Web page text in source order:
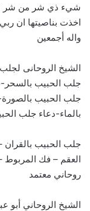
شيء ذي شر من شر
اخذت بناصيتها ان
واله أجمعين
الشيخ الروحانى
جلب الحبيب
جلب الحبيب
بالماء-دعاء جلب
جلب الحبيب بالقران
العقم – فك
روحاني معتمد
الشيخ الروحاني أبو